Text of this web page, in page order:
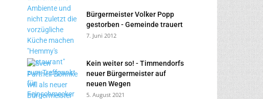
Bürgermeister Volker Popp
gestorben - Gemeinde trauert
7. Juni 2012
Kein weiter so! - Timmendorfs
neuer Bürgermeister auf
neuen Wegen
5. August 2021